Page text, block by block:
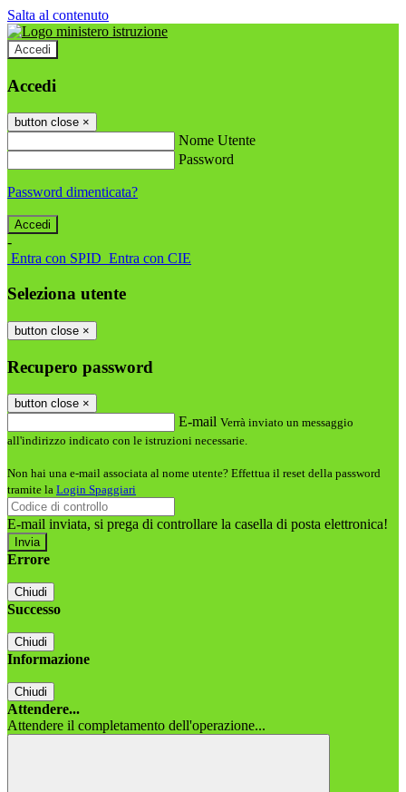
Salta al contenuto
Accedi
Accedi
button close ×
Nome Utente
Password
Password dimenticata?
-
Entra con SPID Entra con CIE
Seleziona utente
button close ×
Recupero password
button close ×
E-mail Verrà inviato un messaggio
all'indirizzo indicato con le istruzioni necessarie.
Non hai una e-mail associata al nome utente? Effettua il reset della password
tramite la Login Spaggiari
E-mail inviata, si prega di controllare la casella di posta elettronica!
Errore
Chiudi
Successo
Chiudi
Informazione
Chiudi
Attendere...
Attendere il completamento dell'operazione...